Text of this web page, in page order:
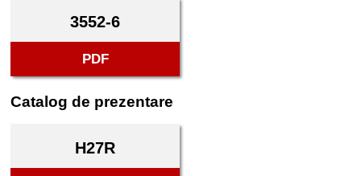
3552-6
PDF
Catalog de prezentare
H27R